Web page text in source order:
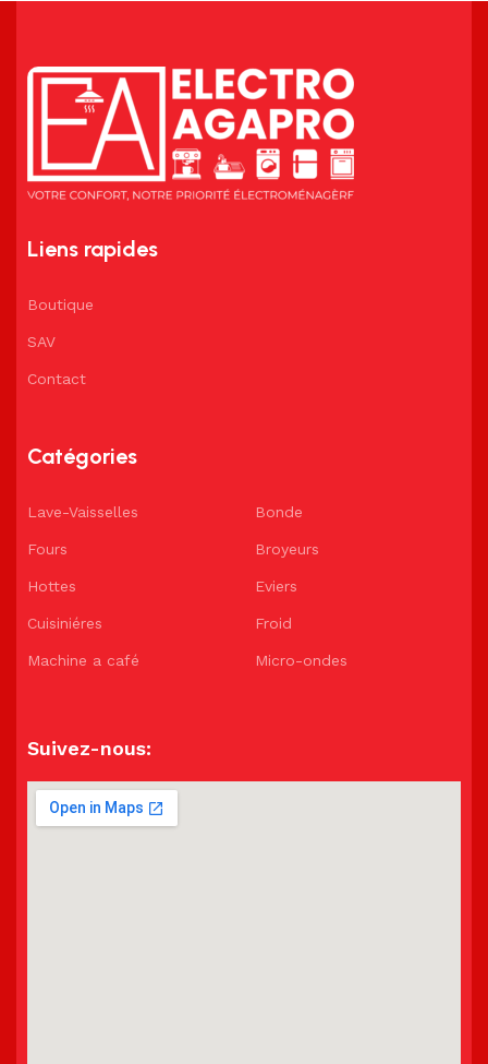
Liens rapides
Boutique
SAV
Contact
Catégories
Lave-Vaisselles
Fours
Hottes
Cuisiniéres
Machine a café
Bonde
Broyeurs
Eviers
Froid
Micro-ondes
Suivez-nous: